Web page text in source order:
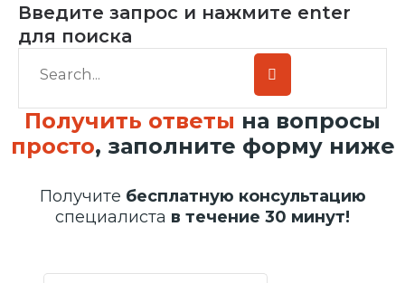
Введите запрос и нажмите enter
для поиска
Получить ответы на вопросы
просто, заполните форму ниже
Получите бесплатную консультацию
специалиста в течение 30 минут!